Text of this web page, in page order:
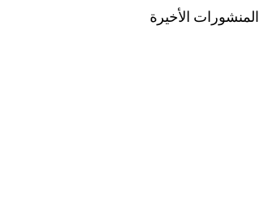
المنشورات الأخيرة